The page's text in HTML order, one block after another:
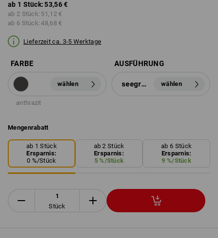
ab 1 Stück: 53,56 €
ab 2 Stück: 51,12 €
ab 6 Stück: 48,68 €
Lieferzeit ca. 3-5 Werktage
FARBE
wählen
anthrazit
AUSFÜHRUNG
seegrün wählen
Mengenrabatt
ab 1 Stück
Ersparnis:
0 %/Stück
ab 2 Stück
Ersparnis:
5%/Stück
ab 6 Stück
Ersparnis:
9 %/Stück
Stück